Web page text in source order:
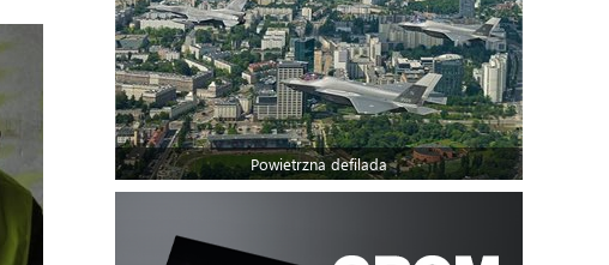
Powietrzna defilada